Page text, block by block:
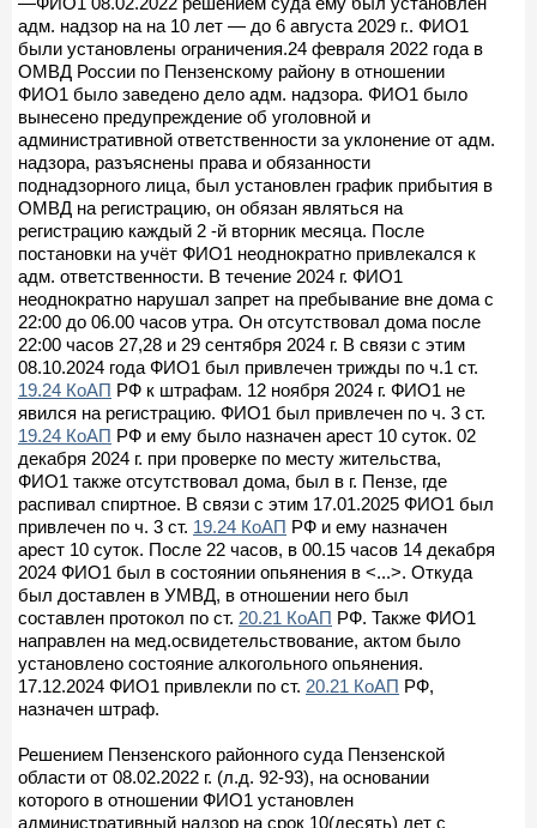
адм. надзор на на 10 лет — до 6 августа 2029 г.. ФИО1
были установлены ограничения.24 февраля 2022 года в
ОМВД России по Пензенскому району в отношении
ФИО1 было заведено дело адм. надзора. ФИО1 было
вынесено предупреждение об уголовной и
административной ответственности за уклонение от адм.
надзора, разъяснены права и обязанности
поднадзорного лица, был установлен график прибытия в
ОМВД на регистрацию, он обязан являться на
регистрацию каждый 2 -й вторник месяца. После
постановки на учёт ФИО1 неоднократно привлекался к
адм. ответственности. В течение 2024 г. ФИО1
неоднократно нарушал запрет на пребывание вне дома с
22:00 до 06.00 часов утра. Он отсутствовал дома после
22:00 часов 27,28 и 29 сентября 2024 г. В связи с этим
08.10.2024 года ФИО1 был привлечен трижды по ч.1 ст.
19.24 КоАП РФ к штрафам. 12 ноября 2024 г. ФИО1 не
явился на регистрацию. ФИО1 был привлечен по ч. 3 ст.
19.24 КоАП РФ и ему было назначен арест 10 суток. 02
декабря 2024 г. при проверке по месту жительства,
ФИО1 также отсутствовал дома, был в г. Пензе, где
распивал спиртное. В связи с этим 17.01.2025 ФИО1 был
привлечен по ч. 3 ст. 19.24 КоАП РФ и ему назначен
арест 10 суток. После 22 часов, в 00.15 часов 14 декабря
2024 ФИО1 был в состоянии опьянения в <...>. Откуда
был доставлен в УМВД, в отношении него был
составлен протокол по ст. 20.21 КоАП РФ. Также ФИО1
направлен на мед.освидетельствование, актом было
установлено состояние алкогольного опьянения.
17.12.2024 ФИО1 привлекли по ст. 20.21 КоАП РФ,
назначен штраф.
Решением Пензенского районного суда Пензенской
области от 08.02.2022 г. (л.д. 92-93), на основании
которого в отношении ФИО1 установлен
административный надзор на срок 10(десять) лет с